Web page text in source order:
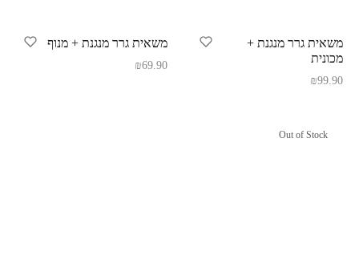
משאית גרר מנגנת +
מכונית
₪99.90
משאית גרר מנגנת + מנוף
₪69.90
Out of Stock